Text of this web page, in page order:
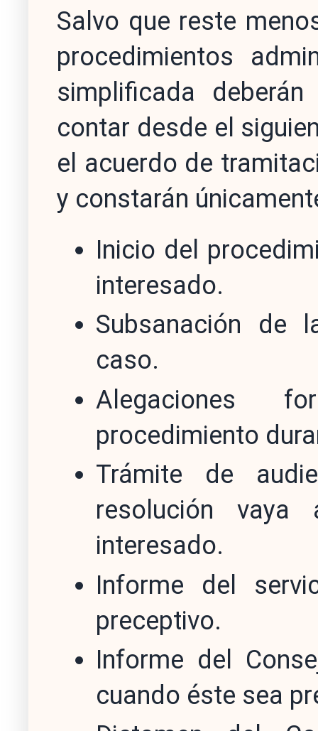
Salvo que reste
procedimientos
simplificada
contar desde el
el acuerdo de
y constarán
Inicio del
interesado.
Subsanación de
caso.
Alegaciones
procedimiento
Trámite de
resolución
interesado.
Informe del
preceptivo.
Informe del
cuando éste sea